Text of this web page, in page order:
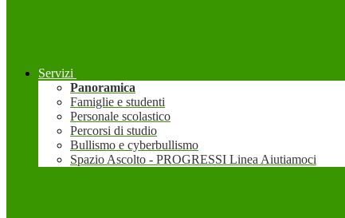
Servizi
Panoramica
Famiglie e studenti
Personale scolastico
Percorsi di studio
Bullismo e cyberbullismo
Spazio Ascolto - PROGRESSI Linea Aiutiamoci